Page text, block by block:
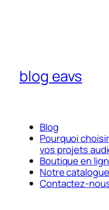
blog eavs
Blog
Pourquoi
vos projets
Boutique en
Notre
Contactez-